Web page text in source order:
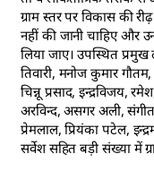
ग्राम स्तर पर विकास की
नहीं की जानी चाहिए और
लिया जाए। उपस्थित प्रमुख
तिवारी, मनोज कुमार
चिन्नू प्रसाद, इन्द्रविजय,
अरविन्द, असगर अली,
प्रेमलाल, प्रियंका पटेल,
सर्वेश सहित बड़ी संख्या में